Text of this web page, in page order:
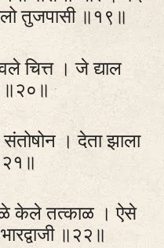
तुजपासी ॥१९॥
चित्त । जे द्याल
॥२०॥
। देता झाला
केले तत्काळ । ऐसे
॥२२॥